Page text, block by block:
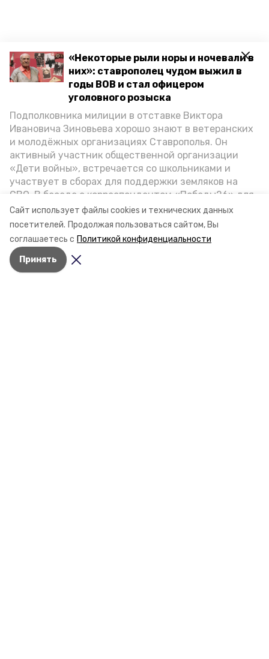
Сайт использует файлы cookies и технических данных
посетителей. Продолжая пользоваться сайтом, Вы
соглашаетесь с Политикой конфиденциальности
Принять
«Некоторые рыли норы и ночевали в
них»: ставрополец чудом выжил в
годы ВОВ и стал офицером
уголовного розыска
Подполковника милиции в отставке Виктора
Ивановича Зиновьева хорошо знают в ветеранских
и молодёжных организациях Ставрополья. Он
активный участник общественной организации
«Дети войны», встречается со школьниками и
участвует в сборах для поддержки земляков на
СВО. В беседе с корреспондентом «Победы26» для
спецпроекта «Дети Великой Отечественной»
ветеран рассказал о зверствах оккупантов в годы
ВОВ, о службе в Москве, «богатыре» Фиделе Кастро
и шпионе Пеньковском, о борьбе с криминалом на
Ставрополье.
Разделы
Новости
Статьи